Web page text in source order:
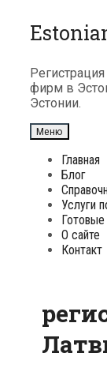
Перейти
к
фирм в
Эстонии.
Меню
Главная
Блог
Услуги
О сайте
Контакт